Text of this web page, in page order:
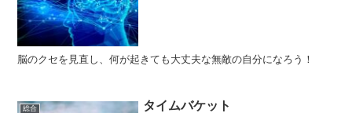
脳のクセを見直し、何が起きても大丈夫な無敵の自分になろう！
総合 タイムバケット